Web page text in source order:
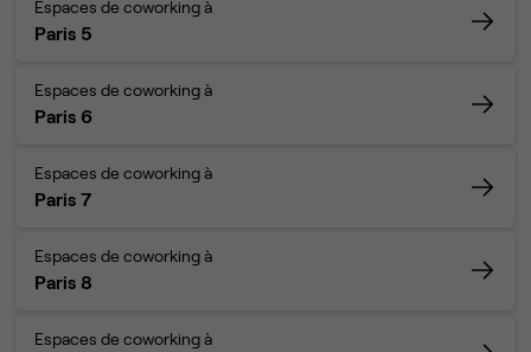
Espaces de coworking à
Paris 5
Espaces de coworking à
Paris 6
Espaces de coworking à
Paris 7
Espaces de coworking à
Paris 8
Espaces de coworking à